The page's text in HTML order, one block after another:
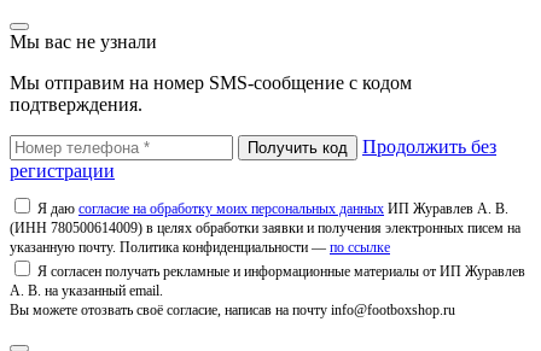
Мы вас не узнали
Мы отправим на номер SMS-сообщение с кодом
подтверждения.
Продолжить без
регистрации
Я даю согласие на обработку моих персональных данных ИП Журавлев А. В.
(ИНН 780500614009) в целях обработки заявки и получения электронных писем на
указанную почту. Политика конфиденциальности — по ссылке
Я согласен получать рекламные и информационные материалы от ИП Журавлев
А. В. на указанный email.
Вы можете отозвать своё согласие, написав на почту info@footboxshop.ru